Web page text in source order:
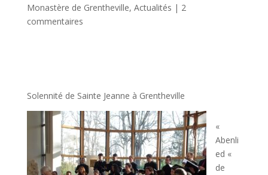
Monastère de Grentheville, Actualités | 2
commentaires
Solennité de Sainte Jeanne à Grentheville
«
Abenli
ed «
de